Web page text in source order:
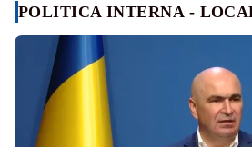
POLITICA INTERNA -